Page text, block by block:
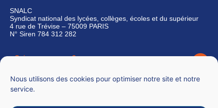
Nous utilisons des cookies pour optimiser notre site et notre
service.
SNALC
Syndicat national des lycées, collèges, écoles et du supérieur
4 rue de Trévise – 75009 PARIS
N° Siren 784 312 282
Qui sommes-nous ?